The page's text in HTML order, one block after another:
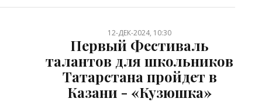
12-ДЕК-2024, 10:30
Первый Фестиваль
талантов для школьников
Татарстана пройдет в
Казани - «Кузюшка»